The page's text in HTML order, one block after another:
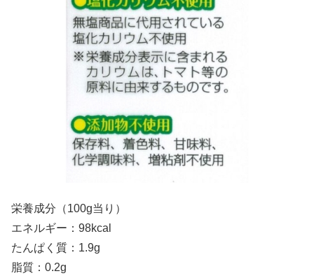
栄養成分（100g当り）
エネルギー：98kcal
たんぱく質：1.9g
脂質：0.2g